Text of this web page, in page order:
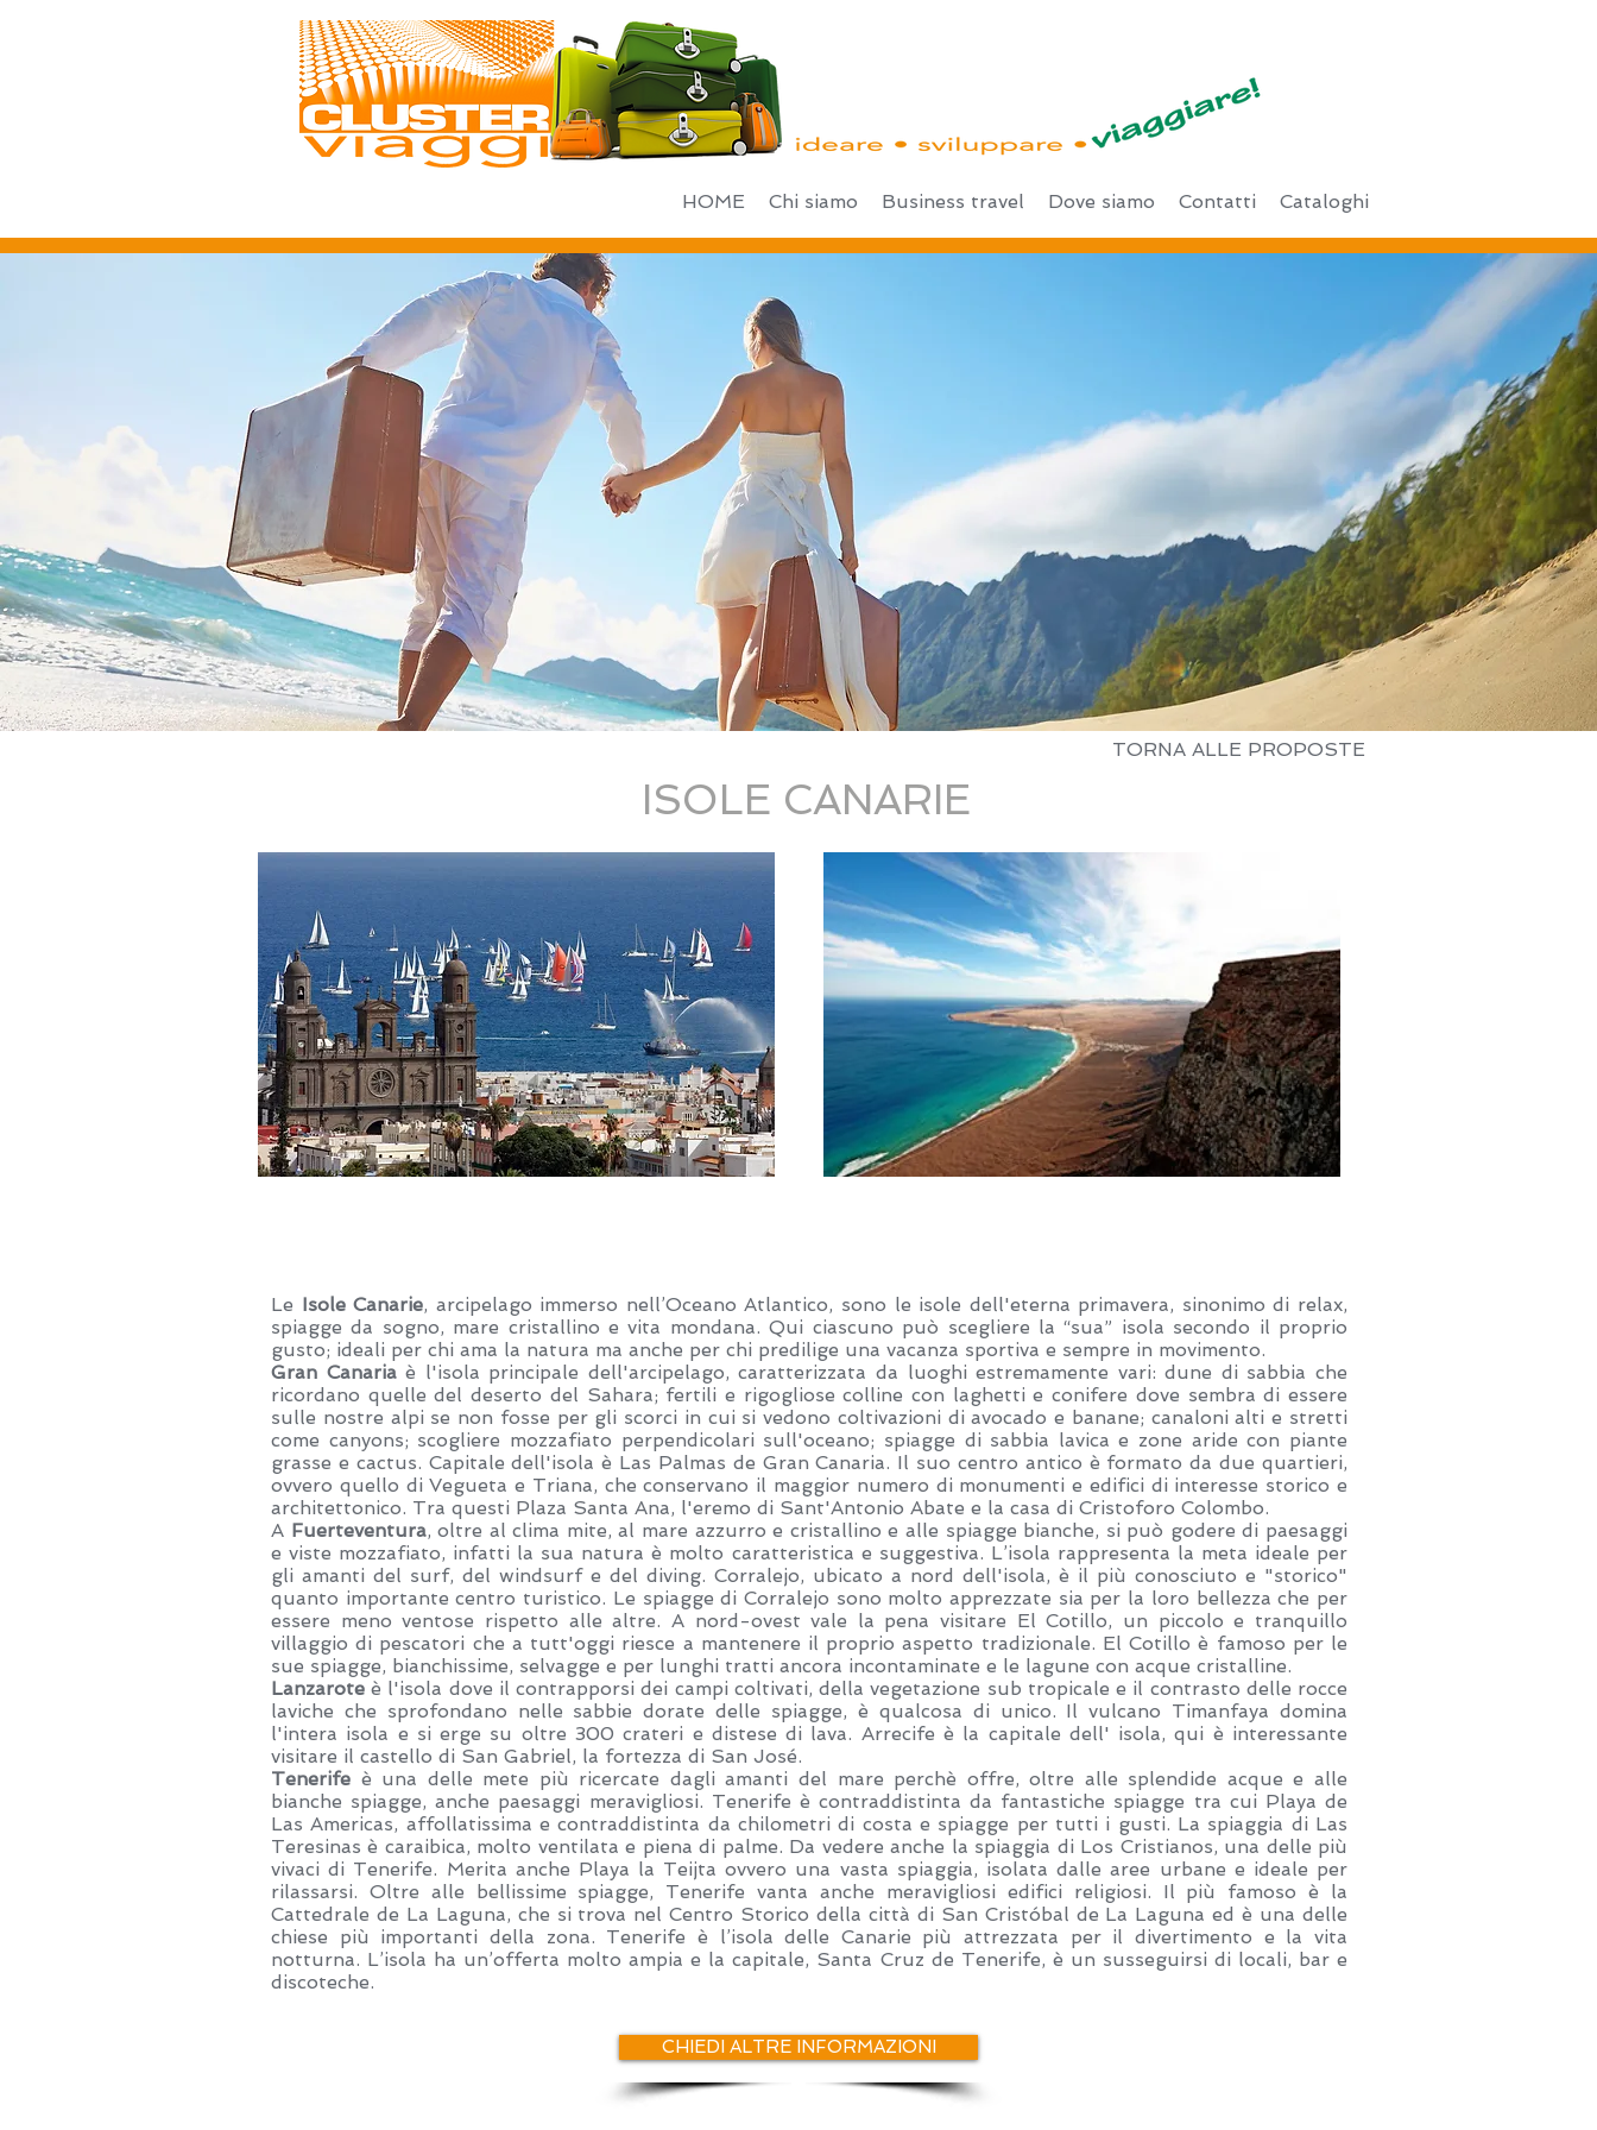
HOME Chi siamo Business travel Dove siamo Contatti Cataloghi
TORNA ALLE PROPOSTE
ISOLE CANARIE
Le Isole Canarie, arcipelago immerso nell’Oceano Atlantico, sono le isole dell'eterna primavera, sinonimo di relax,
spiagge da sogno, mare cristallino e vita mondana. Qui ciascuno può scegliere la “sua” isola secondo il proprio
gusto; ideali per chi ama la natura ma anche per chi predilige una vacanza sportiva e sempre in movimento.
Gran Canariaè l'isola principale dell'arcipelago, caratterizzata da luoghi estremamente vari: dune di sabbia che
ricordano quelle del deserto del Sahara; fertili e rigogliose colline con laghetti e conifere dove sembra di essere
sulle nostre alpi se non fosse per gli scorci in cui si vedono coltivazioni di avocado e banane; canaloni alti e stretti
come canyons; scogliere mozzafiato perpendicolari sull'oceano; spiagge di sabbia lavica e zone aride con piante
grasse e cactus. Capitale dell'isola è Las Palmas de Gran Canaria. Il suo centro antico è formato da due quartieri,
ovvero quello di Vegueta e Triana, che conservano il maggior numero di monumenti e edifici di interesse storico e
architettonico. Tra questi Plaza Santa Ana, l'eremo di Sant'Antonio Abate e la casa di Cristoforo Colombo.
A Fuerteventura, oltre al clima mite, al mare azzurro e cristallino e alle spiagge bianche, si può godere di paesaggi
e viste mozzafiato, infatti la sua natura è molto caratteristica e suggestiva. L’isola rappresenta la meta ideale per
gli amanti del surf, del windsurf e del diving. Corralejo, ubicato a nord dell'isola, è il più conosciuto e "storico"
quanto importante centro turistico. Le spiagge di Corralejo sono molto apprezzate sia per la loro bellezza che per
essere meno ventose rispetto alle altre. A nord-ovest vale la pena visitare El Cotillo, un piccolo e tranquillo
villaggio di pescatori che a tutt'oggi riesce a mantenere il proprio aspetto tradizionale. El Cotillo è famoso per le
sue spiagge, bianchissime, selvagge e per lunghi tratti ancora incontaminate e le lagune con acque cristalline.
Lanzarote è l'isola dove il contrapporsi dei campi coltivati, della vegetazione sub tropicale e il contrasto delle rocce
laviche che sprofondano nelle sabbie dorate delle spiagge, è qualcosa di unico. Il vulcano Timanfaya domina
l'intera isola e si erge su oltre 300 crateri e distese di lava. Arrecife è la capitale dell' isola, qui è interessante
visitare il castello di San Gabriel, la fortezza di San José.
Tenerife è una delle mete più ricercate dagli amanti del mare perchè offre, oltre alle splendide acque e alle
bianche spiagge, anche paesaggi meravigliosi. Tenerife è contraddistinta da fantastiche spiagge tra cui Playa de
Las Americas, affollatissima e contraddistinta da chilometri di costa e spiagge per tutti i gusti. La spiaggia di Las
Teresinas è caraibica, molto ventilata e piena di palme. Da vedere anche la spiaggia di Los Cristianos, una delle più
vivaci di Tenerife. Merita anche Playa la Teijta ovvero una vasta spiaggia, isolata dalle aree urbane e ideale per
rilassarsi. Oltre alle bellissime spiagge, Tenerife vanta anche meravigliosi edifici religiosi. Il più famoso è la
Cattedrale de La Laguna, che si trova nel Centro Storico della città di San Cristóbal de La Laguna ed è una delle
chiese più importanti della zona. Tenerife è l’isola delle Canarie più attrezzata per il divertimento e la vita
notturna. L’isola ha un’offerta molto ampia e la capitale, Santa Cruz de Tenerife, è un susseguirsi di locali, bar e
discoteche.
CHIEDI ALTRE INFORMAZIONI